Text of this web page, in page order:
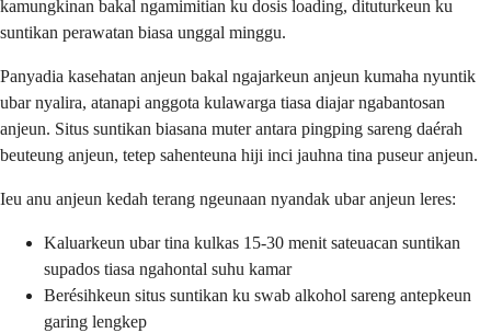
kamungkinan bakal ngamimitian ku dosis loading, dituturkeun ku
suntikan perawatan biasa unggal minggu.
Panyadia kasehatan anjeun bakal ngajarkeun anjeun kumaha nyuntik
ubar nyalira, atanapi anggota kulawarga tiasa diajar ngabantosan
anjeun. Situs suntikan biasana muter antara pingping sareng daérah
beuteung anjeun, tetep sahenteuna hiji inci jauhna tina puseur anjeun.
Ieu anu anjeun kedah terang ngeunaan nyandak ubar anjeun leres:
Kaluarkeun ubar tina kulkas 15-30 menit sateuacan suntikan
supados tiasa ngahontal suhu kamar
Berésihkeun situs suntikan ku swab alkohol sareng antepkeun
garing lengkep